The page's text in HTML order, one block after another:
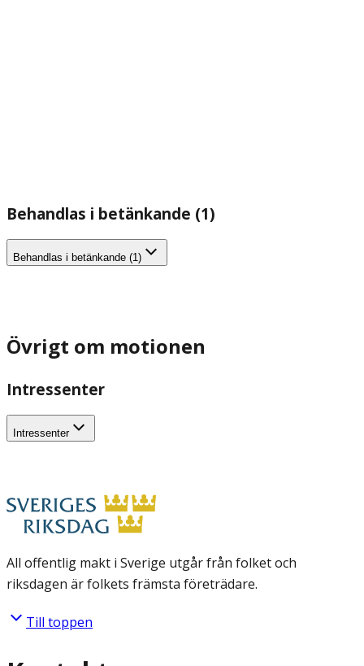
Behandlas i betänkande (1)
Behandlas i betänkande (1)
Övrigt om motionen
Intressenter
Intressenter
All offentlig makt i Sverige utgår från folket och
riksdagen är folkets främsta företrädare.
Till toppen